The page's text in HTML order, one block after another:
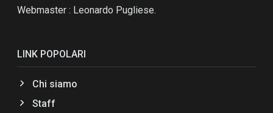
Webmaster : Leonardo Pugliese.
LINK POPOLARI
Chi siamo
Staff